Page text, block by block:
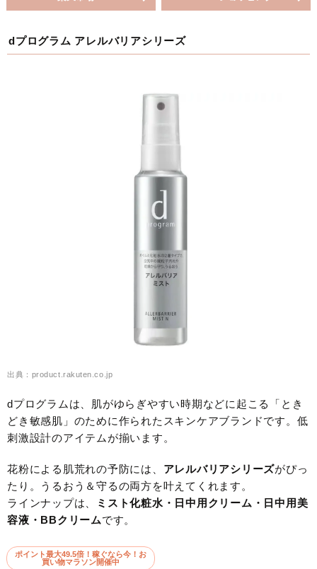
dプログラム アレルバリアシリーズ
出典：product.rakuten.co.jp
dプログラムは、肌がゆらぎやすい時期などに起こる「とき
どき敏感肌」のために作られたスキンケアブランドです。低
刺激設計のアイテムが揃います。
花粉による肌荒れの予防には、 アレルバリアシリーズがぴっ
たり。うるおう＆守るの両方を叶えてくれます。
ラインナップは、
ミスト化粧水・日中用クリーム・日中用美
容液・BBクリームです。
ポイント最大49.5倍！稼ぐなら今！お
買い物マラソン開催中